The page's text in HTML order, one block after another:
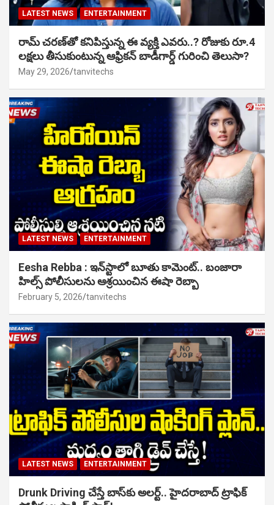
LATEST NEWS ENTERTAINMENT
రామ్ చరణ్‌తో కనిపిస్తున్న ఈ వ్యక్తి ఎవరు..? రోజుకు రూ.4
లక్షలు తీసుకుంటున్న ఆఫ్రికన్ బాడీగార్డ్ గురించి తెలుసా?
May 29, 2026 tanvitechs
LATEST NEWS ENTERTAINMENT
Eesha Rebba : ఇన్‌స్టాలో బూతు కామెంట్.. బంజారా
హిల్స్ పోలీసులను ఆశ్రయించిన ఈషా రెబ్బా
February 5, 2026 tanvitechs
LATEST NEWS ENTERTAINMENT
Drunk Driving చేస్తే బాస్‌కు అలర్ట్.. హైదరాబాద్ ట్రాఫిక్